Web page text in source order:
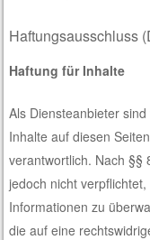
Haftungsausschluss
Haftung für Inhalte
Als Diensteanbieter
Inhalte auf diesen
verantwortlich. Nach §§
jedoch nicht
Informationen zu
die auf eine